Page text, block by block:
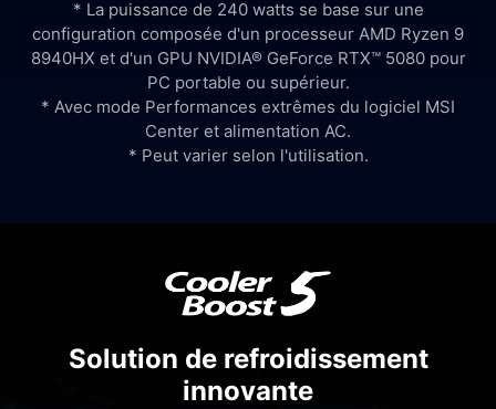
* La puissance de 240 watts se base sur une
configuration composée d'un processeur AMD Ryzen 9
8940HX et d'un GPU NVIDIA® GeForce RTX™ 5080 pour
PC portable ou supérieur.
* Avec mode Performances extrêmes du logiciel MSI
Center et alimentation AC.
* Peut varier selon l'utilisation.
Solution de refroidissement
innovante